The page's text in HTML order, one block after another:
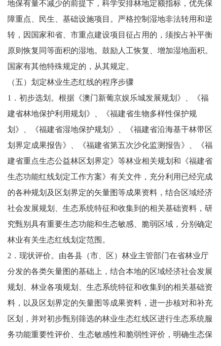
地保有量不减少的前提下，科学安排林地定额指标，优先保
障重点、民生、基础设施项目。严格控制湿地非法转用和逆
转，因国家和省、市重点建设项目征占用的，须按占补平衡
原则恢复同等面积的湿地。鼓励人工恢复、增加湿地面积。
国家有其他特殊规定的，从其规定。
（五）划定林业生态红线的程序步骤
1．初步选划。根据《澳门新葡京娱乐城发展规划》、《福
建省林地保护利用规划》、《福建省生物多样性保护规
划》、《福建省湿地保护规划》、《福建省沿海基干林带区
划界定成果报告》、《福建省第五次沙化监测报告》、《福
建省重点生态公益林区划界定》等林业相关规划和《福建省
生态功能红线划定工作方案》有关文件，充分利用已经完成
的各种规划及区划界定的矢量图等成果资料，结合区域经济
社会发展规划、生态系统特征和收集到的相关基础资料，研
究甄别具有重要生态功能和生态敏感、脆弱区域，分别确定
林业有关生态红线划定范围。
2．现状评价。由各县（市、区）林业主管部门在省林业厅
分发的各类矢量图的基础上，结合本地的区域经济社会发展
规划、林业各项规划、生态系统特征和收集到的相关基础资
料，以及区划界定的矢量图等成果资料，进一步核对和补充
区划，并对初步甄别筛选的林业生态红线区进行生态系统服
务功能重要性评价、生态敏感性和脆弱性评价，明确生态保